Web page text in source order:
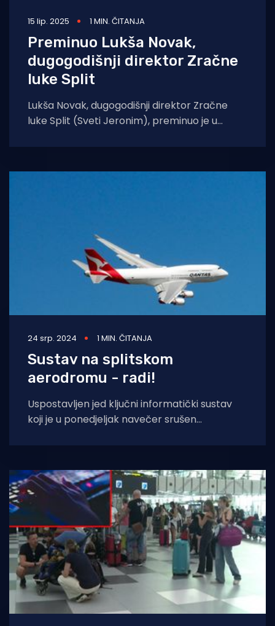
15 lip. 2025 1 MIN. ČITANJA
Preminuo Lukša Novak,
dugogodišnji direktor Zračne
luke Split
Lukša Novak, dugogodišnji direktor Zračne
luke Split (Sveti Jeronim), preminuo je u
Dalmacija. Rođen u
24 srp. 2024 1 MIN. ČITANJA
Sustav na splitskom
aerodromu - radi!
Uspostavljen jed ključni informatički sustav
koji je u ponedjeljak navečer srušen
protekle noći je osposobljen